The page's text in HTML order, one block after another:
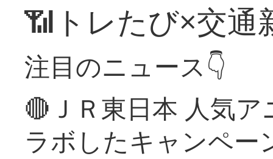
📶トレたび×交通
注目のニュース👇
🔴ＪＲ東日本 人気
ラボしたキャンペー